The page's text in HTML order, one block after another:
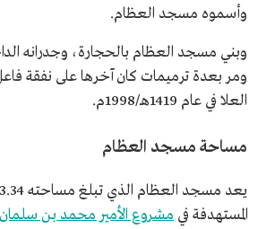
وأسموه مسجد العظام.
وبني مسجد العظام بالحجارة، وجدرانه
ومر بعدة ترميمات كان آخرها على نفقة
العلا في عام 1419هـ/1998م.
مساحة مسجد العظام
المستهدفة في مشروع الأمير محمد بن سلمان